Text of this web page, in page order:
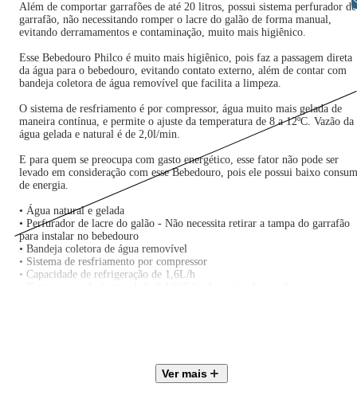
Além de comportar garrafões de até 20 litros, possui sistema perfurador de
garrafão, não necessitando romper o lacre do galão de forma manual,
evitando derramamentos e contaminação, muito mais higiênico.
Esse Bebedouro Philco é muito mais higiênico, pois faz a passagem direta
da água para o bebedouro, evitando contato externo, além de contar com
bandeja coletora de água removível que facilita a limpeza.
O sistema de resfriamento é por compressor, água muito mais gelada de
maneira contínua, e permite o ajuste da temperatura de 8 a 12ºC. Vazão da
água gelada e natural é de 2,0l/min.
E para quem se preocupa com gasto energético, esse fator não pode ser
levado em consideração com esse Bebedouro, pois ele possui baixo
de energia.
• Água natural e gelada
• Perfurador de lacre do galão - Não necessita retirar a tampa do garrafão
para instalar no bebedouro
• Bandeja coletora de água removível
• Sistema de resfriamento por compressor
• Capacidade de refrigeração de 1,6L/h
Ver mais